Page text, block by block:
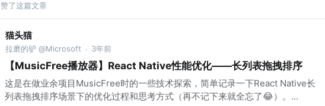
赞了这篇文章
猫头猫
拉磨的驴 @Microsoft · 3年前
【MusicFree播放器】React Native性能优化——长列表拖拽排序
这是在做业余项目MusicFree时的一些技术探索，简单记录一下React Native长
列表拖拽排序场景下的优化过程和思考方式（再不记下来就全忘了😂）。...